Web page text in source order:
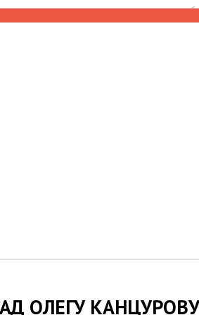
6
ОЛЕГУ КАНЦУРОВУ